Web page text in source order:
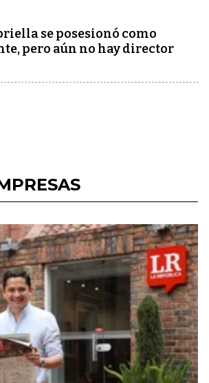
se posesionó como
pero aún no hay director